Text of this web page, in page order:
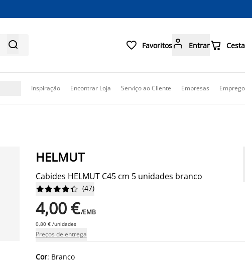
  Favoritos Entrar Cesta
Inspiração Encontrar Loja Serviço ao Cliente Empresas Emprego
HELMUT
Cabides HELMUT C45 cm 5 unidades branco





 (47)
4,00 €/EMB
0,80 € /unidades
Preços de entrega
Cor: Branco